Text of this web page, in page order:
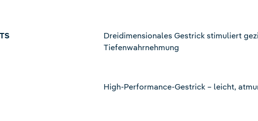
Dreidimensionales Gestrick stimuliert
Tiefenwahrnehmung
High-Performance-Gestrick – leicht,